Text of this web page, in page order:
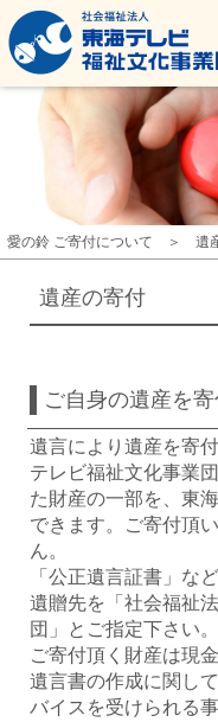
愛の鈴 ご寄付について 遺
遺産の寄付
ご自身の遺産を
遺言により遺産を寄
テレビ福祉文化事業
た財産の一部を、東
できます。ご寄付頂
ん。
「公正遺言証書」な
遺贈先を「社会福祉
団」とご指定下さい。
ご寄付頂く財産は現
遺言書の作成に関し
バイスを受けられる